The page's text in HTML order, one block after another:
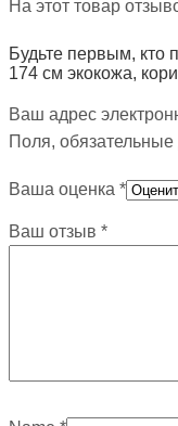
На этот товар
Будьте первым,
174 см экокожа,
Ваш адрес
Поля,
Ваша оценка *
Ваш отзыв *